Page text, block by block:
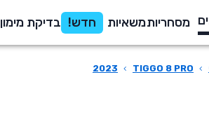
מסחריותמשאיות חדש! בדיקת מימון
›
TIGGO 8 PRO
›
2023